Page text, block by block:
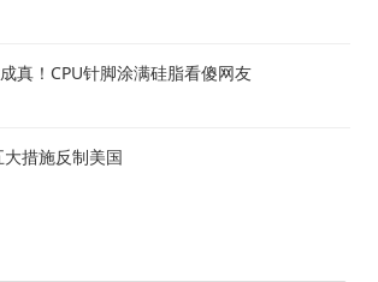
真！CPU针脚涂满硅脂看傻网友
措施反制美国